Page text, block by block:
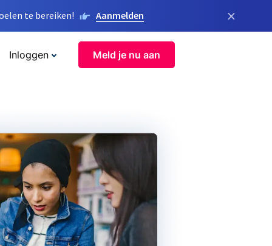
te bereiken! Aanmelden ×
Inloggen Meld je nu aan